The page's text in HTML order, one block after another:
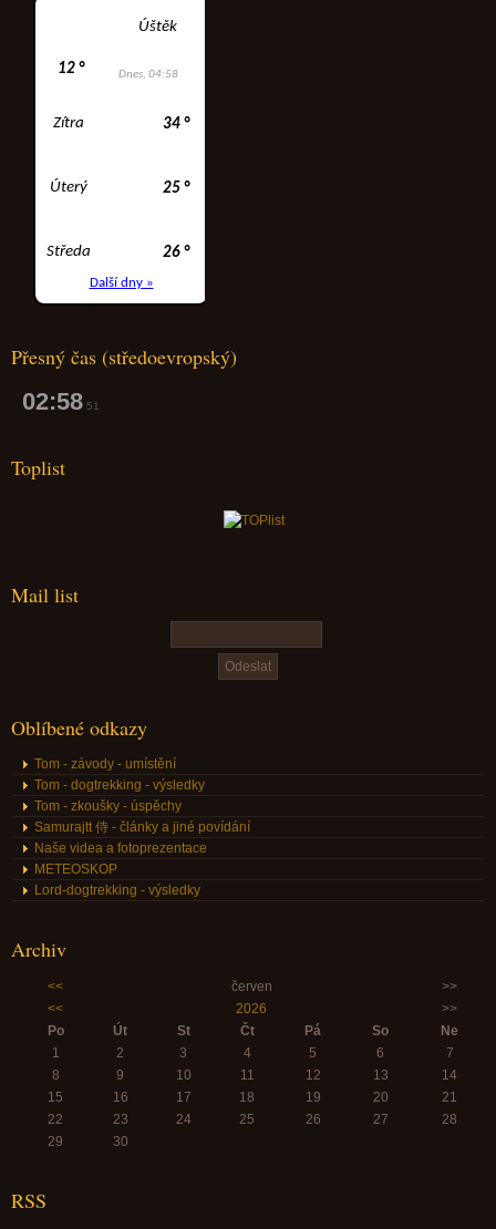
Přesný čas (středoevropský)
02:58 52
Toplist
Mail list
Oblíbené odkazy
Tom - závody - umístění
Tom - dogtrekking - výsledky
Tom - zkoušky - úspěchy
Samurajtt 侍 - články a jiné povídání
Naše videa a fotoprezentace
METEOSKOP
Lord-dogtrekking - výsledky
Archiv
<< červen
>>
<<
2026
>>
Po
Út St Čt Pá So
Ne
1
2 3 4 5 6
7
8
9 10 11 12 13
14
15
16 17 18 19 20
21
22
23 24 25 26 27
28
29
30
RSS